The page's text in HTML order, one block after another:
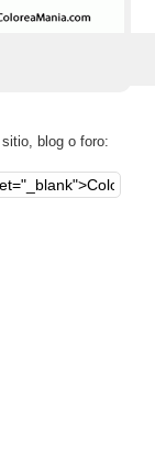
blog o foro: